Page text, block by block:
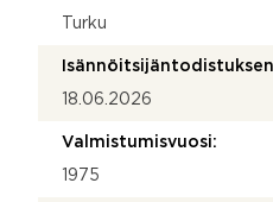
Turku
18.06.2026
Valmistumisvuosi:
1975